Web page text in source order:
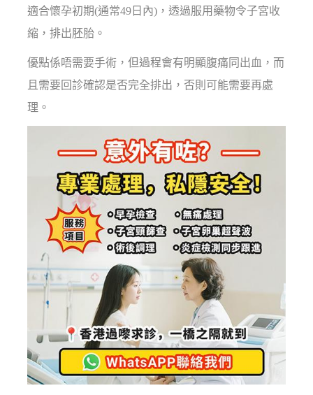
適合懷孕初期(通常49日內)，透過服用藥物令子宮收
縮，排出胚胎。
優點係唔需要手術，但過程會有明顯腹痛同出血，而
且需要回診確認是否完全排出，否則可能需要再處
理。